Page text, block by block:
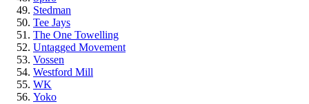
Stedman
Tee Jays
The One Towelling
Untagged Movement
Vossen
Westford Mill
WK
Yoko